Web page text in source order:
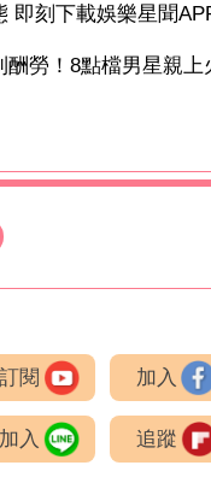
即刻下載娛樂星聞
酬勞！8點檔男星親
訂閱 加入
加入 追蹤